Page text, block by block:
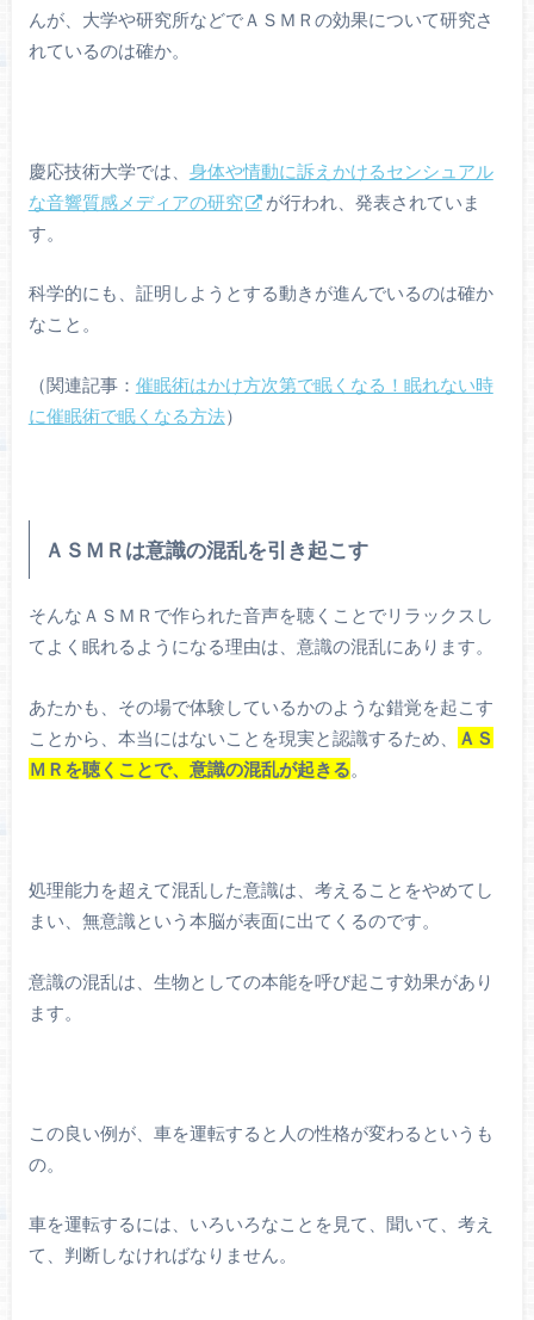
んが、大学や研究所などでＡＳＭＲの効果について研究さ
れているのは確か。
慶応技術大学では、 身体や情動に訴えかけるセンシュアル
な音響質感メディアの研究
が行われ、発表されていま
す。
科学的にも、証明しようとする動きが進んでいるのは確か
なこと。
（関連記事： 催眠術はかけ方次第で眠くなる！眠れない時
に催眠術で眠くなる方法）
ＡＳＭＲは意識の混乱を引き起こす
そんなＡＳＭＲで作られた音声を聴くことでリラックスし
てよく眠れるようになる理由は、意識の混乱にあります。
あたかも、その場で体験しているかのような錯覚を起こす
ことから、本当にはないことを現実と認識するため、
ＡＳ
ＭＲを聴くことで、意識の混乱が起きる。
処理能力を超えて混乱した意識は、考えることをやめてし
まい、無意識という本脳が表面に出てくるのです。
意識の混乱は、生物としての本能を呼び起こす効果があり
ます。
この良い例が、車を運転すると人の性格が変わるというも
の。
車を運転するには、いろいろなことを見て、聞いて、考え
て、判断しなければなりません。